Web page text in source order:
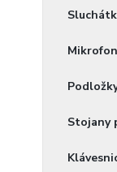
Stojany